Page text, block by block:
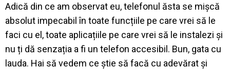
Adică din ce am observat eu, telefonul ăsta se mișcă
absolut impecabil în toate funcțiile pe care vrei să le
faci cu el, toate aplicațiile pe care vrei să le instalezi și
nu ți dă senzația a fi un telefon accesibil. Bun, gata cu
lauda. Hai să vedem ce știe să facă cu adevărat și